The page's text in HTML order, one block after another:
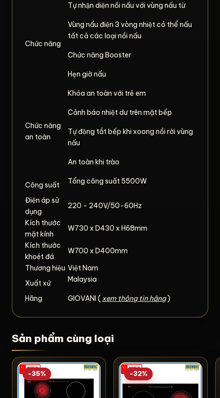
Chức năng
Tự nhận diện nồi nấu với vùng nấu từ
Vùng nấu điện 3 vòng nhiệt có thể nấu
tất cả các loại nồi nấu
Chức năng Booster
Hẹn giờ nấu
Chức năng
an toàn
Khóa an toàn với trẻ em
Cảnh báo nhiệt dư trên mặt bếp
Tự động tắt bếp khi xoong nồi rời vùng
nấu
An toàn khi trào
Công suất Tổng công suất 5500W
Điện áp sử
dụng
220 - 240V/50-60Hz
Kích thước
mặt kính
W730 x D430 x H68mm
Kích thước
khoét đá
W700 x D400mm
Thương hiệu Việt Nam
Xuất xứ
Malaysia
Hãng GIOVANI ( xem thông tin hãng)
Sản phẩm cùng loại
-35% -32%